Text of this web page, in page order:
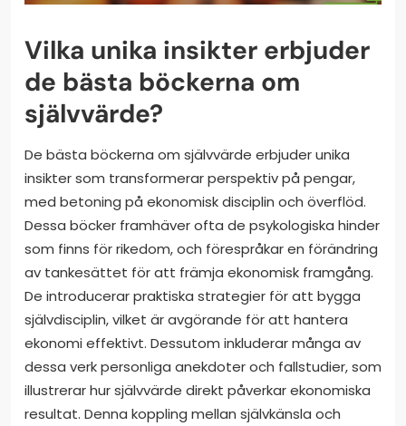
Vilka unika insikter erbjuder
de bästa böckerna om
självvärde?
De bästa böckerna om självvärde erbjuder unika
insikter som transformerar perspektiv på pengar,
med betoning på ekonomisk disciplin och överflöd.
Dessa böcker framhäver ofta de psykologiska hinder
som finns för rikedom, och förespråkar en förändring
av tankesättet för att främja ekonomisk framgång.
De introducerar praktiska strategier för att bygga
självdisciplin, vilket är avgörande för att hantera
ekonomi effektivt. Dessutom inkluderar många av
dessa verk personliga anekdoter och fallstudier, som
illustrerar hur självvärde direkt påverkar ekonomiska
resultat. Denna koppling mellan självkänsla och